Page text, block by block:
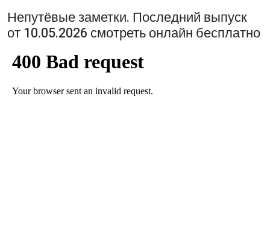
Непутёвые заметки. Последний выпуск
от 10.05.2026 смотреть онлайн бесплатно